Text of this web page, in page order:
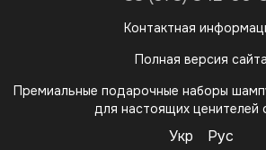
Контактная
Полная версия сайта
Премиальные подарочные наборы
для настоящих ценителей
Укр Рус